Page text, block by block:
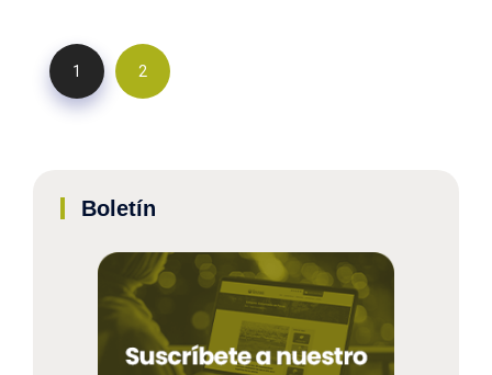
1 2
Boletín